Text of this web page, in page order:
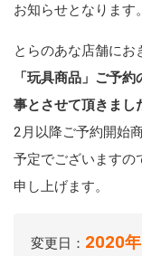
お知らせとなります。
とらのあな店舗にお
「玩具商品」ご予
事とさせて頂きまし
2月以降ご予約開始
予定でございますの
申し上げます。
変更日： 2020